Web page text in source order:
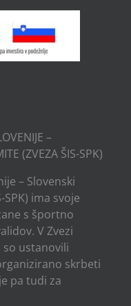
–
(ZVEZA ŠIS-SPK)
– Slovenski
ima svoje
s športno
V Zvezi
so ustanovili
skrbeti
pa tudi za